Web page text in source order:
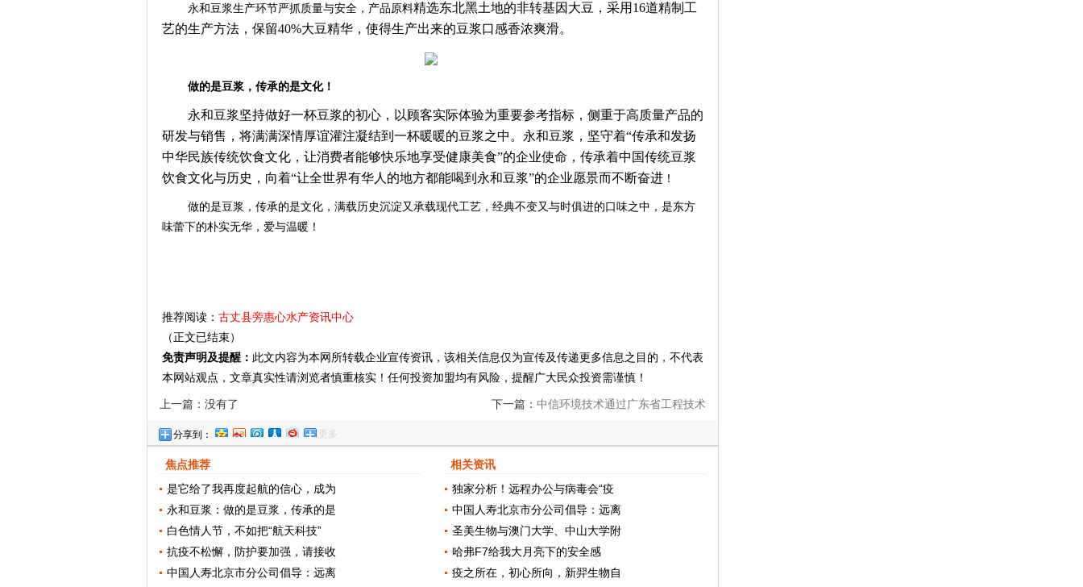
永和豆浆生产环节严抓质量与安全，产品原料精选东北黑土地的非转基因大豆，采用 16道精制工
艺的生产方法，保留40%大豆精华，使得生产出来的豆浆口感香浓爽滑。
做的是豆浆，传承的是文化！
永和豆浆坚持做好一杯豆浆的初心，以顾客实际体验为重要参考指标，侧重于高质量产品的
研发与销售，将满满深情厚谊灌注凝结到一杯暖暖的豆浆之中。永和豆浆，坚守着“传承和发扬
中华民族传统饮食文化，让消费者能够快乐地享受健康美食”的企业使命，传承着中国传统豆浆
饮食文化与历史，向着“让全世界有华人的地方都能喝到永和豆浆”的企业愿景而不断奋进！
做的是豆浆，传承的是文化，满载历史沉淀又承载现代工艺，经典不变又与时俱进的口味之中，是东方
味蕾下的朴实无华，爱与温暖！
推荐阅读： 古丈县旁惠心水产资讯中心
（正文已结束）
免责声明及提醒： 此文内容为本网所转载企业宣传资讯，该相关信息仅为宣传及传递更多信息之目的，不代表
本网站观点，文章真实性请浏览者慎重核实！任何投资加盟均有风险，提醒广大民众投资需谨慎！
上一篇：没有了 下一篇： 中信环境技术通过广东省工程技术
分享到： 更多
焦点推荐
是它给了我再度起航的信心，成为
永和豆浆：做的是豆浆，传承的是
白色情人节，不如把“航天科技”
抗疫不松懈，防护要加强，请接收
中国人寿北京市分公司倡导：远离
相关资讯
独家分析！远程办公与病毒会“疫
中国人寿北京市分公司倡导：远离
圣美生物与澳门大学、中山大学附
哈弗F7给我大月亮下的安全感
疫之所在，初心所向，新羿生物自